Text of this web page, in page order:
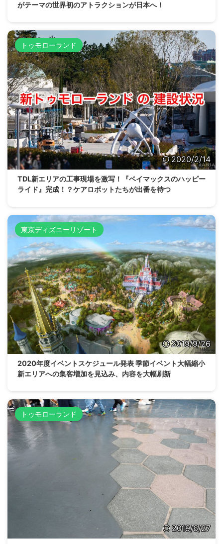
がテーマの世界初のアトラクションが日本へ！
トゥモローランド
2020/2/14
TDL新エリアの工事現場を激写！『ベイマックスのハッピー
ライド』完成！？ケアロボットたちが出番を待つ
東京ディズニーリゾート
2019/9/26
2020年度イベントスケジュール発表 季節イベント大幅縮小
新エリアへの集客増加を見込み、内容を大幅刷新
トゥモローランド
2019/6/27